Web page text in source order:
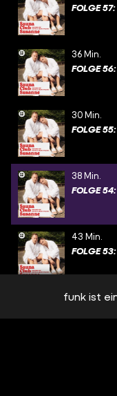
FOLGE
36 Min.
FOLGE
30 Min.
FOLGE
38 Min.
FOLGE
43 Min.
FOLGE
37 Min.
funk ist